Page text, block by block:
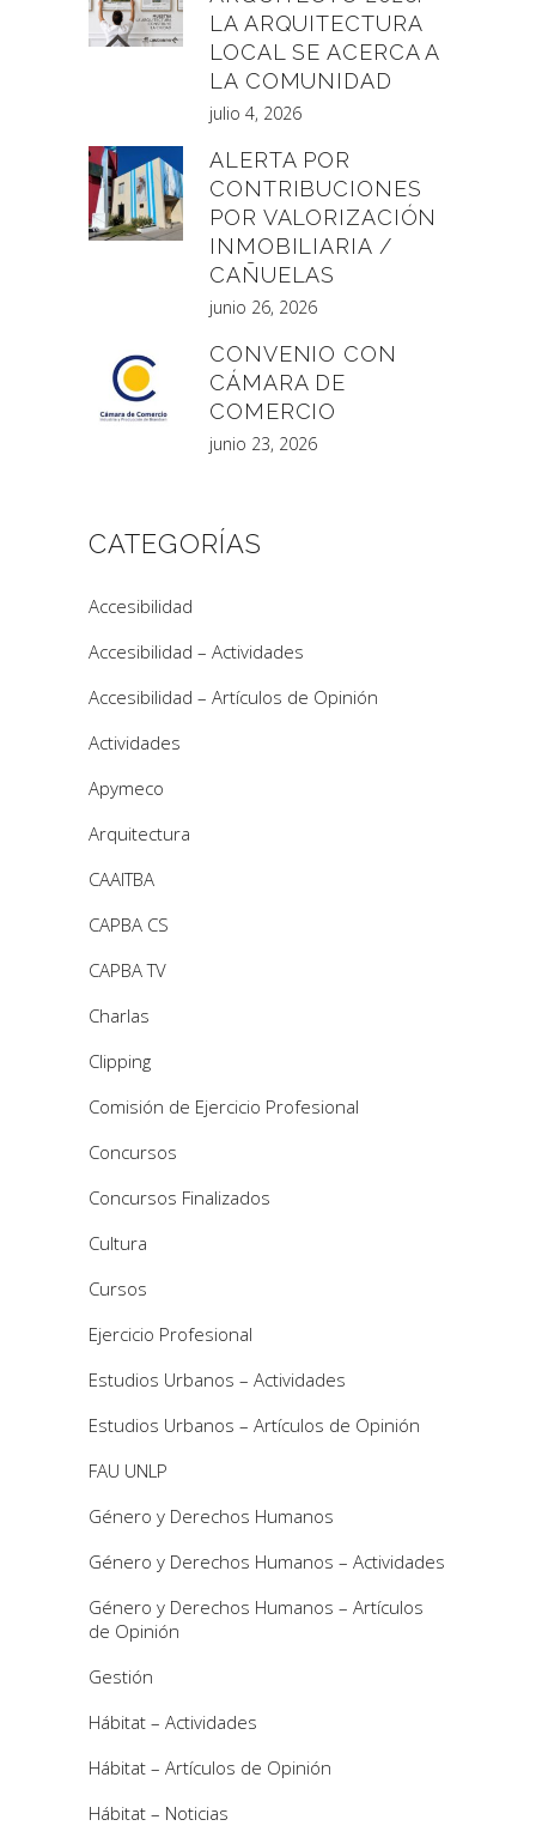
LA ARQUITECTURA
LOCAL SE ACERCA A
LA COMUNIDAD
julio 4, 2026
ALERTA POR
CONTRIBUCIONES
POR VALORIZACIÓN
INMOBILIARIA /
CAÑUELAS
junio 26, 2026
CONVENIO CON
CÁMARA DE
COMERCIO
junio 23, 2026
CATEGORÍAS
Accesibilidad
Accesibilidad – Actividades
Accesibilidad – Artículos de Opinión
Actividades
Apymeco
Arquitectura
CAAITBA
CAPBA CS
CAPBA TV
Charlas
Clipping
Comisión de Ejercicio Profesional
Concursos
Concursos Finalizados
Cultura
Cursos
Ejercicio Profesional
Estudios Urbanos – Actividades
Estudios Urbanos – Artículos de Opinión
FAU UNLP
Género y Derechos Humanos
Género y Derechos Humanos – Actividades
Género y Derechos Humanos – Artículos
de Opinión
Gestión
Hábitat – Actividades
Hábitat – Artículos de Opinión
Hábitat – Noticias